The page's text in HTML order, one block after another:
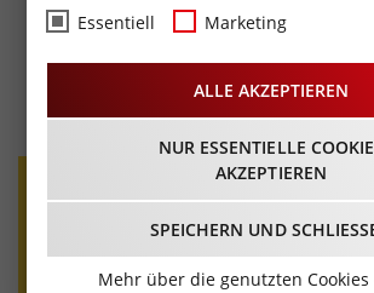
Frühschoppen
03.10.2026 - Beginn
Essentiell Marketing
ALLE AKZEPTIEREN
NUR ESSENTIELLE
AKZEPTIEREN
SPEICHERN UND
Mehr über die genutzten